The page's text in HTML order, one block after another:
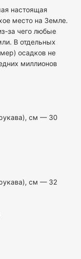
настоящая
место на Земле.
за чего любые
В отдельных
осадков не
миллионов
см — 30
см — 32